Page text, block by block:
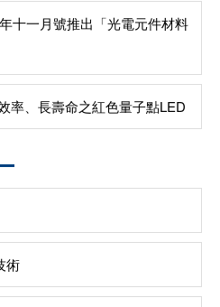
十一月號推出「光電元件材料
率、長壽命之紅色量子點LED
術